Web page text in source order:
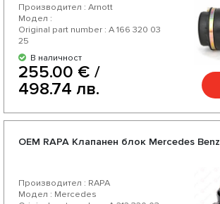
Производител : Arnott
Модел :
Original part number : A 166 320 03
25
В наличност
255.00 € /
498.74 лв.
OEM RAPA Клапанен блок Mercedes Benz
Производител : RAPA
Модел : Mercedes